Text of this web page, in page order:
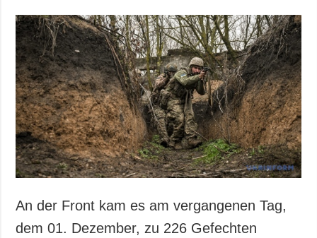
An der Front kam es am vergangenen Tag,
dem 01. Dezember, zu 226 Gefechten